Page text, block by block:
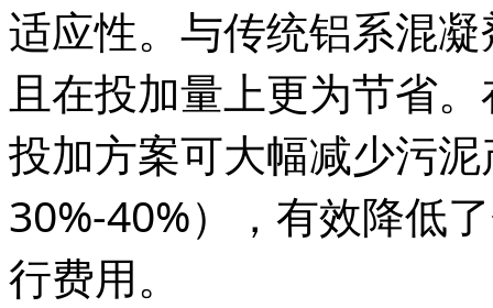
适应性。与传统铝系混
且在投加量上更为节省
投加方案可大幅减少污
30%-40%），有效降低
行费用。